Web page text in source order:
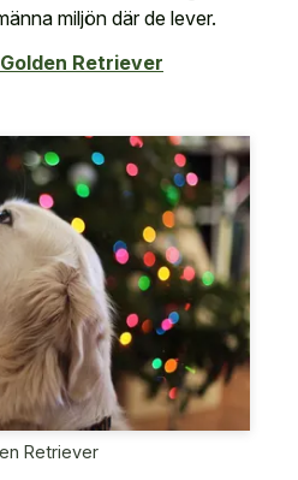
miljön där de lever.
Retriever
Retriever